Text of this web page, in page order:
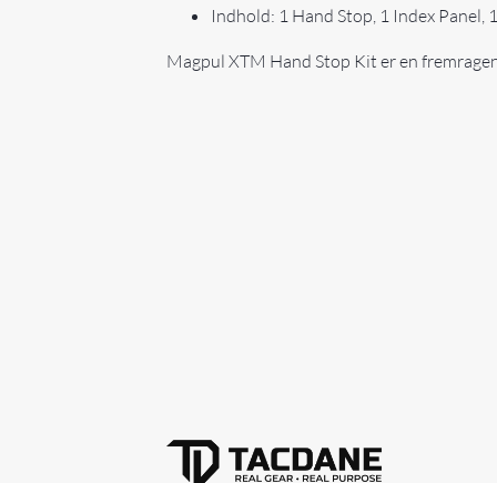
Indhold: 1 Hand Stop, 1 Index Panel,
Magpul XTM Hand Stop Kit er en